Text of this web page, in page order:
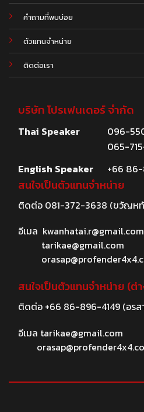
คำถามที่พบบ่อย
ตัวแทนจำหน่าย
ติดต่อเรา
บริษัท โปรเฟนเดอร์ จำกัด
Thai Speaker
096-
065-
English Speaker
+66
สนใจเป็นตัวแทนจำหน่าย
ติดต่อ 081-372-3638 (ขวัญห
อีเมล kwanhatai.r@gmail.com
tarikae@gmail.com
สนใจเป็นตัวแทนจำหน่าย (ต่
ติดต่อ +66 86-896-4149(อรส
อีเมล tarikae@gmail.com